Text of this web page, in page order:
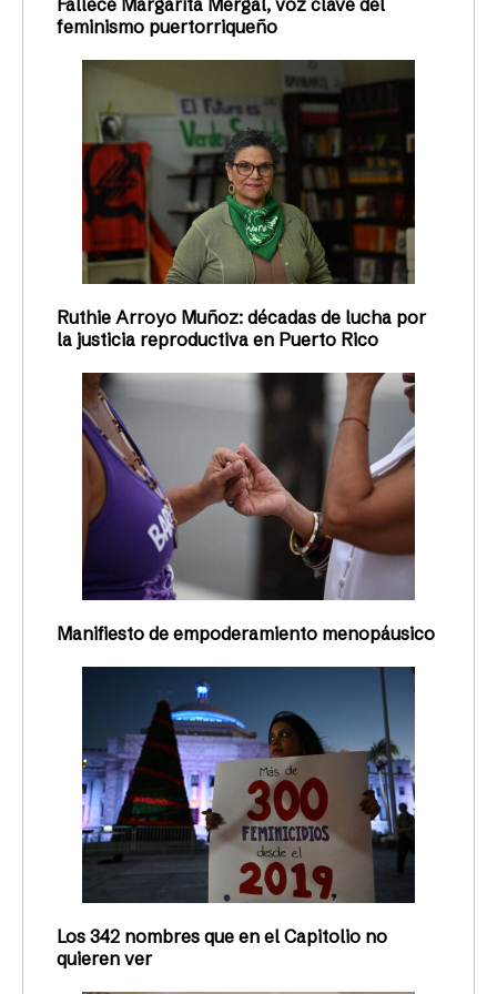
Fallece Margarita Mergal, voz clave del
feminismo puertorriqueño
Ruthie Arroyo Muñoz: décadas de lucha por
la justicia reproductiva en Puerto Rico
Manifiesto de empoderamiento menopáusico
Los 342 nombres que en el Capitolio no
quieren ver